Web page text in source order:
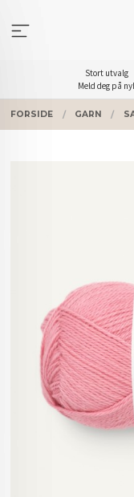
innholdet
Stort utvalg
Meld deg på
FORSIDE GARN